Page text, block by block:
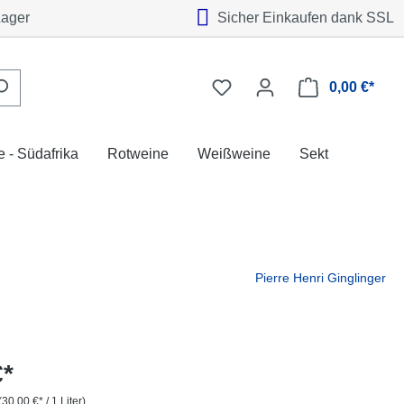
Sicher Einkaufen dank SSL
0,00 €*
- Südafrika Rotweine Weißweine Sekt
Pierre Henri Ginglinger
€* / 1 Liter)